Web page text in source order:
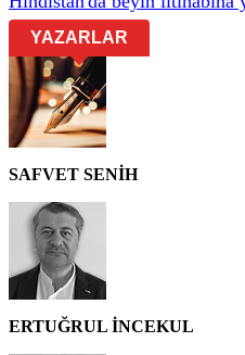
YAZARLAR
SAFVET SENİH
ERTUĞRUL İNCEKUL